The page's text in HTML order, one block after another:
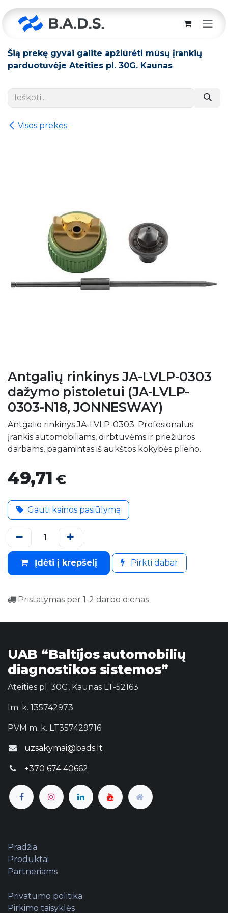
Šią prekę gyvai galite apžiūrėti mūsų įrankių
parduotuvėje Ateities pl. 30G. Kaunas
Visos prekės
Antgalių rinkinys JA-LVLP-0303
dažymo pistoletui (JA-LVLP-
0303-N18, JONNESWAY)
Antgalio rinkinys JA-LVLP-0303. Profesionalus
įrankis automobiliams, dirbtuvėms ir priežiūros
darbams, pagamintas iš aukštos kokybės plieno.
49,71 €
Gauti kainos pasiūlymą
Įdėti į krepšelį Pirkti dabar
Pristatymas per 1-2 darbo dienas
UAB “Baltijos automobilių
diagnostikos sistemos”
Ateities pl. 30G, Kaunas LT-52163
Im. k. 135742973
PVM m. k. LT357429716
uzsakymai@bads.lt
+370 674 40662
Pradžia
Produktai
Partneriams
Privatumo politika
Pirkimo taisyklės